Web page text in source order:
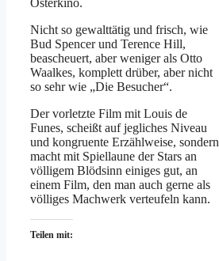
Nicht so gewalttätig und frisch, wie
Bud Spencer und Terence Hill,
beascheuert, aber weniger als Otto
Waalkes, komplett drüber, aber nicht
so sehr wie „Die Besucher“.
Der vorletzte Film mit Louis de
Funes, scheißt auf jegliches Niveau
und kongruente Erzählweise, sondern
macht mit Spiellaune der Stars an
völligem Blödsinn einiges gut, an
einem Film, den man auch gerne als
völliges Machwerk verteufeln kann.
Teilen mit: